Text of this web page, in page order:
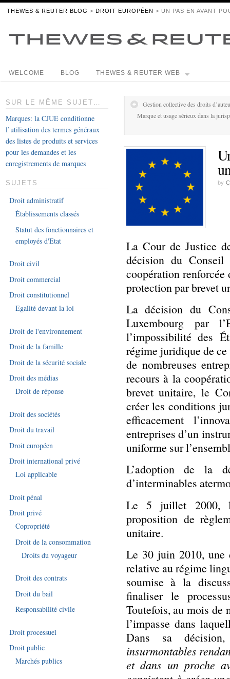
THEWES & REUTER BLOG > DROIT EUROPÉEN > UN PAS EN AVANT
WELCOME BLOG THEWES & REUTER WEB
Gestion collective des droits
Marque et usage sérieux dans la
by
La Cour de Justice
décision du
coopération renforcée
protection par brevet
La décision du
Luxembourg par
l’impossibilité des
régime juridique de
de nombreuses
recours à la
brevet unitaire, le
créer les conditions
efficacement
entreprises d’un
uniforme sur
L’adoption de la
d’interminables
Le 5 juillet 2000,
proposition de
unitaire.
Le 30 juin 2010, une
relative au régime
soumise à la
finaliser le
Toutefois, au mois de
l’impasse dans
Dans sa
insurmontables
et dans un proche
SUR LE MÊME SUJET…
Marques: la CJUE conditionne
l’utilisation des termes généraux
des listes de produits et services
pour les demandes et les
enregistrements de marques
SUJETS
Droit administratif
Établissements classés
Statut des fonctionnaires et
employés d'Etat
Droit civil
Droit commercial
Droit constitutionnel
Egalité devant la loi
Droit de l'environnement
Droit de la famille
Droit de la sécurité sociale
Droit des médias
Droit de réponse
Droit des sociétés
Droit du travail
Droit européen
Droit international privé
Loi applicable
Droit pénal
Droit privé
Copropriété
Droit de la consommation
Droits du voyageur
Droit des contrats
Droit du bail
Responsabilité civile
Droit processuel
Droit public
Marchés publics